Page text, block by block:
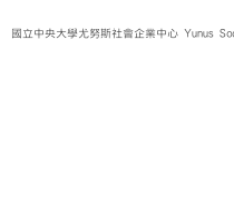
to國立中央大學尤努斯社會企業中心 Yunus